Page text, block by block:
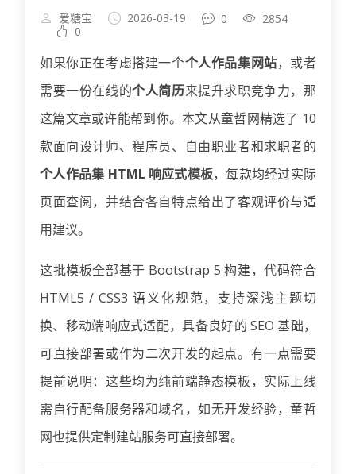
爱糖宝 2026-03-19 0
2854
0
如果你正在考虑搭建一个个人作品集网站，或者
需要一份在线的个人简历来提升求职竞争力，那
这篇文章或许能帮到你。本文从童哲网精选了 10
款面向设计师、程序员、自由职业者和求职者的
个人作品集 HTML 响应式模板，每款均经过实际
页面查阅，并结合各自特点给出了客观评价与适
用建议。
这批模板全部基于 Bootstrap 5 构建，代码符合
HTML5 / CSS3 语义化规范，支持深浅主题切
换、移动端响应式适配，具备良好的 SEO 基础，
可直接部署或作为二次开发的起点。有一点需要
提前说明：这些均为纯前端静态模板，实际上线
需自行配备服务器和域名，如无开发经验，童哲
网也提供定制建站服务可直接部署。